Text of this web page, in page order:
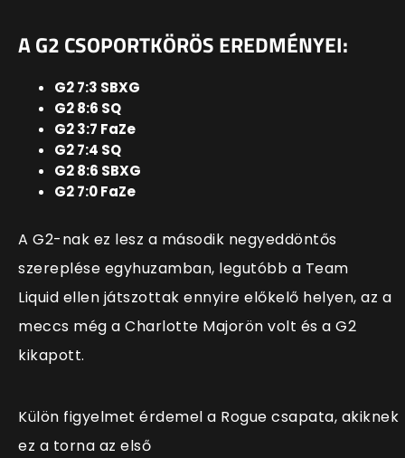
A G2 CSOPORTKÖRÖS EREDMÉNYEI:
G2 7:3 SBXG
G2 8:6 SQ
G2 3:7 FaZe
G2 7:4 SQ
G2 8:6 SBXG
G2 7:0 FaZe
A G2-nak ez lesz a második negyeddöntős
szereplése egyhuzamban, legutóbb a Team
Liquid ellen játszottak ennyire előkelő helyen, az a
meccs még a Charlotte Majorön volt és a G2
kikapott.
Külön figyelmet érdemel a Rogue csapata, akiknek
ez a torna az első